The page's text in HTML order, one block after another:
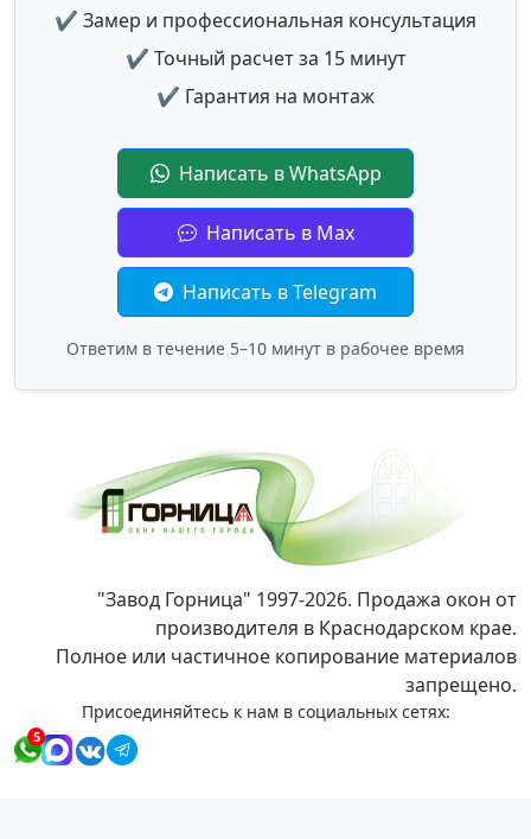
✔ Замер и профессиональная консультация
✔ Точный расчет за 15 минут
✔ Гарантия на монтаж
Написать в WhatsApp
Написать в Max
Написать в Telegram
Ответим в течение 5–10 минут в рабочее время
"Завод Горница" 1997-2026. Продажа окон от
производителя в Краснодарском крае.
Полное или частичное копирование материалов
запрещено.
Присоединяйтесь к нам в социальных сетях:
5